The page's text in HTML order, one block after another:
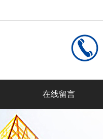
在线留言